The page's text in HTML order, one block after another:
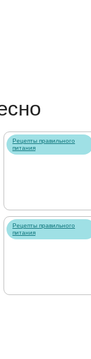
Рецепты правильного
питания
Рецепты правильного
питания